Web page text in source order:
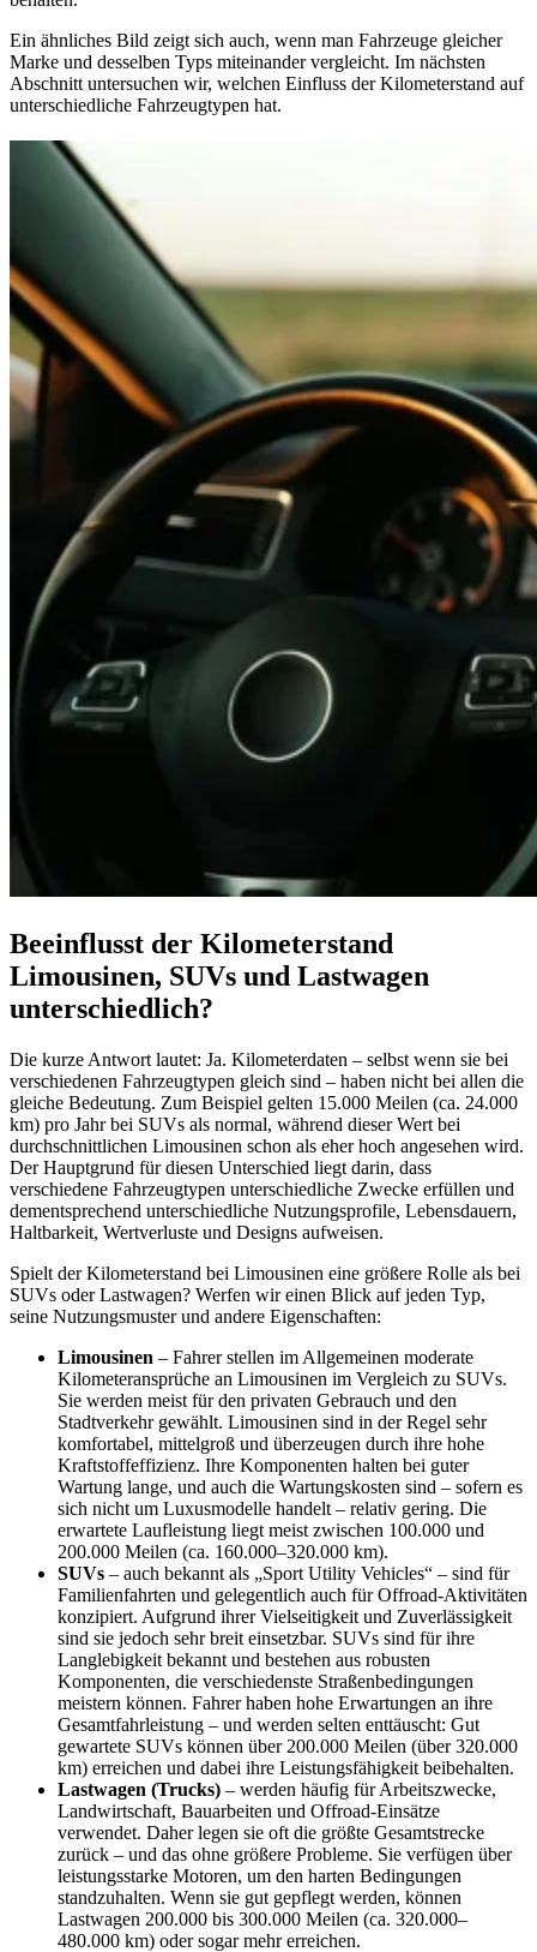
Ein ähnliches Bild zeigt sich auch, wenn man Fahrzeuge gleicher
Marke und desselben Typs miteinander vergleicht. Im nächsten
Abschnitt untersuchen wir, welchen Einfluss der Kilometerstand auf
unterschiedliche Fahrzeugtypen hat.
Beeinflusst der Kilometerstand
Limousinen, SUVs und Lastwagen
unterschiedlich?
Die kurze Antwort lautet: Ja. Kilometerdaten – selbst wenn sie bei
verschiedenen Fahrzeugtypen gleich sind – haben nicht bei allen die
gleiche Bedeutung. Zum Beispiel gelten 15.000 Meilen (ca. 24.000
km) pro Jahr bei SUVs als normal, während dieser Wert bei
durchschnittlichen Limousinen schon als eher hoch angesehen wird.
Der Hauptgrund für diesen Unterschied liegt darin, dass
verschiedene Fahrzeugtypen unterschiedliche Zwecke erfüllen und
dementsprechend unterschiedliche Nutzungsprofile, Lebensdauern,
Haltbarkeit, Wertverluste und Designs aufweisen.
Spielt der Kilometerstand bei Limousinen eine größere Rolle als bei
SUVs oder Lastwagen? Werfen wir einen Blick auf jeden Typ,
seine Nutzungsmuster und andere Eigenschaften:
Limousinen – Fahrer stellen im Allgemeinen moderate
Kilometeransprüche an Limousinen im Vergleich zu SUVs.
Sie werden meist für den privaten Gebrauch und den
Stadtverkehr gewählt. Limousinen sind in der Regel sehr
komfortabel, mittelgroß und überzeugen durch ihre hohe
Kraftstoffeffizienz. Ihre Komponenten halten bei guter
Wartung lange, und auch die Wartungskosten sind – sofern es
sich nicht um Luxusmodelle handelt – relativ gering. Die
erwartete Laufleistung liegt meist zwischen 100.000 und
200.000 Meilen (ca. 160.000–320.000 km).
SUVs – auch bekannt als „Sport Utility Vehicles“ – sind für
Familienfahrten und gelegentlich auch für Offroad-Aktivitäten
konzipiert. Aufgrund ihrer Vielseitigkeit und Zuverlässigkeit
sind sie jedoch sehr breit einsetzbar. SUVs sind für ihre
Langlebigkeit bekannt und bestehen aus robusten
Komponenten, die verschiedenste Straßenbedingungen
meistern können. Fahrer haben hohe Erwartungen an ihre
Gesamtfahrleistung – und werden selten enttäuscht: Gut
gewartete SUVs können über 200.000 Meilen (über 320.000
km) erreichen und dabei ihre Leistungsfähigkeit beibehalten.
Lastwagen (Trucks) – werden häufig für Arbeitszwecke,
Landwirtschaft, Bauarbeiten und Offroad-Einsätze
verwendet. Daher legen sie oft die größte Gesamtstrecke
zurück – und das ohne größere Probleme. Sie verfügen über
leistungsstarke Motoren, um den harten Bedingungen
standzuhalten. Wenn sie gut gepflegt werden, können
Lastwagen 200.000 bis 300.000 Meilen (ca. 320.000–
480.000 km) oder sogar mehr erreichen.